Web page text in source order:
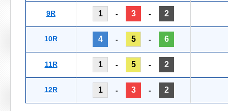
9R 1 - 3 - 2
10R 4 - 5 - 6
11R 1 - 5 - 2
12R 1 - 3 - 2